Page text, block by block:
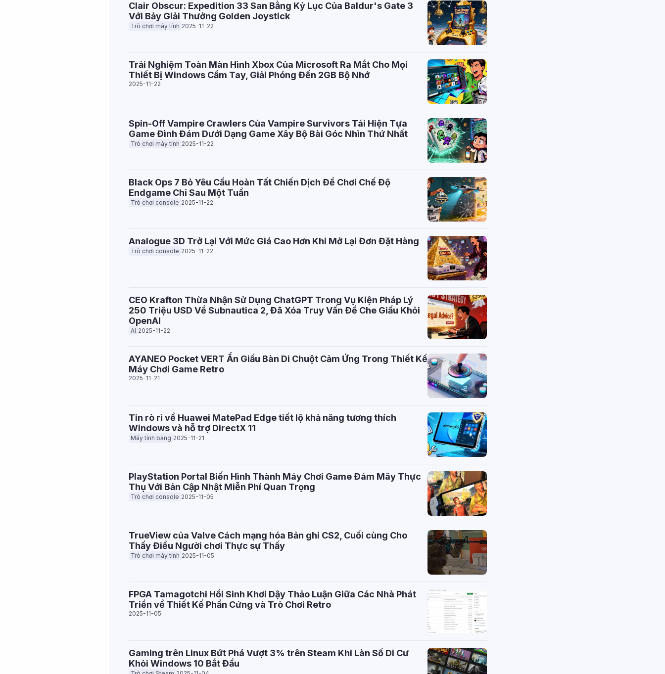
Clair Obscur: Expedition 33 San Bằng Kỷ Lục Của Baldur's Gate 3
Với Bảy Giải Thưởng Golden Joystick
Trò chơi máy tính 2025-11-22
Trải Nghiệm Toàn Màn Hình Xbox Của Microsoft Ra Mắt Cho Mọi
Thiết Bị Windows Cầm Tay, Giải Phóng Đến 2GB Bộ Nhớ
2025-11-22
Spin-Off Vampire Crawlers Của Vampire Survivors Tái Hiện Tựa
Game Đình Đám Dưới Dạng Game Xây Bộ Bài Góc Nhìn Thứ Nhất
Trò chơi máy tính 2025-11-22
Black Ops 7 Bỏ Yêu Cầu Hoàn Tất Chiến Dịch Để Chơi Chế Độ
Endgame Chỉ Sau Một Tuần
Trò chơi console 2025-11-22
Analogue 3D Trở Lại Với Mức Giá Cao Hơn Khi Mở Lại Đơn Đặt Hàng
Trò chơi console 2025-11-22
CEO Krafton Thừa Nhận Sử Dụng ChatGPT Trong Vụ Kiện Pháp Lý
250 Triệu USD Về Subnautica 2, Đã Xóa Truy Vấn Để Che Giấu Khỏi
OpenAI
AI 2025-11-22
AYANEO Pocket VERT Ẩn Giấu Bàn Di Chuột Cảm Ứng Trong Thiết Kế
Máy Chơi Game Retro
2025-11-21
Tin rò rỉ về Huawei MatePad Edge tiết lộ khả năng tương thích
Windows và hỗ trợ DirectX 11
Máy tính bảng 2025-11-21
PlayStation Portal Biến Hình Thành Máy Chơi Game Đám Mây Thực
Thụ Với Bản Cập Nhật Miễn Phí Quan Trọng
Trò chơi console 2025-11-05
TrueView của Valve Cách mạng hóa Bản ghi CS2, Cuối cùng Cho
Thấy Điều Người chơi Thực sự Thấy
Trò chơi máy tính 2025-11-05
FPGA Tamagotchi Hồi Sinh Khơi Dậy Thảo Luận Giữa Các Nhà Phát
Triển về Thiết Kế Phần Cứng và Trò Chơi Retro
2025-11-05
Gaming trên Linux Bứt Phá Vượt 3% trên Steam Khi Làn Số Di Cư
Khỏi Windows 10 Bắt Đầu